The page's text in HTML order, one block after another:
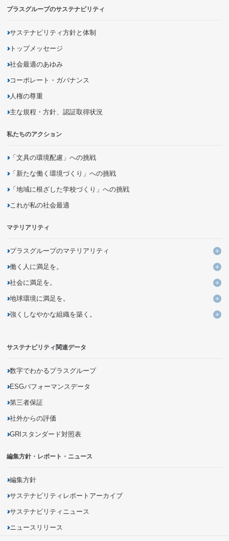
サステナビリティレポートアーカイブ
サステナビリティニュース
ニュースリリース
プラスグループのサステナビリティ
サステナビリティ方針と体制
トップメッセージ
社会最適のあゆみ
コーポレート・ガバナンス
人権の尊重
主な規程・方針、認証取得状況
私たちのアクション
「文具の環境配慮」への挑戦
「新たな働く環境づくり」への挑戦
「地域に根ざした学校づくり」への挑戦
これが私の社会最適
マテリアリティ
プラスグループのマテリアリティ
プ
KPIと進捗
働く人に満足を。
働
よりよい働き方・いごこちのよい環境づくりの追求・提案
多様性を活かす組織への変革
未来につながる人材の育成
社会に満足を。
社
ユニークなデザイン・発想による価値ある商品とサービスの創出
バリューチェーンの変革による新しいビジネスモデルの創造
商品の品質向上・安全性確保
商品に関する情報開示
地域社会とのパートナーシップの促進
地球環境に満足を。
地
企業活動を通じた気候変動問題への取り組み
有害化学物質の把握・削減
生物多様性の保全
強くしなやかな組織を築く。
強
災害に強いインフラの構築
サステナビリティ関連データ
数字でわかるプラスグループ
ESGパフォーマンスデータ
第三者保証
社外からの評価
GRIスタンダード対照表
編集方針・レポート・ニュース
編集方針
サステナビリティレポートアーカイブ
サステナビリティニュース
ニュースリリース